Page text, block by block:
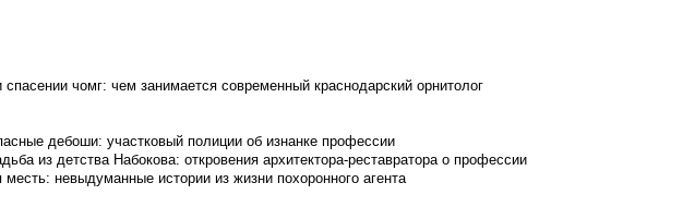
чомг: чем занимается современный краснодарский орнитолог
дебоши: участковый полиции об изнанке профессии
из детства Набокова: откровения архитектора-реставратора о профессии
невыдуманные истории из жизни похоронного агента